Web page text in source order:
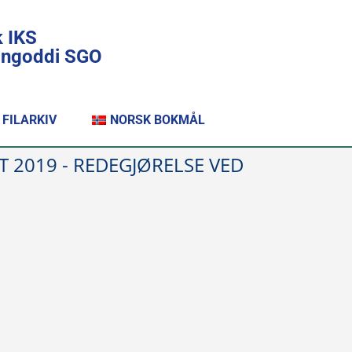
IKS
SGO
FILARKIV NORSK BOKMÅL
2019 - REDEGJØRELSE VED